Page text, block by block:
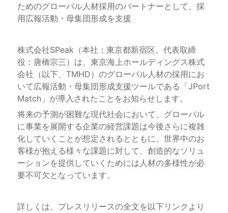
ためのグローバル人材採用のパートナーとして、採
用広報活動・母集団形成を支援
株式会社SPeak（本社：東京都新宿区、代表取締
役：唐橋宗三）は、東京海上ホールディングス株式
会社（以下、TMHD）のグローバル人材の採用にお
いて広報活動・母集団形成支援ツールである「JPort
Match」が導入されたことをお知らせします。
将来の予測が困難な現代社会において、グローバル
に事業を展開する企業の経営課題は今後さらに複雑
化していくことが想定されるとともに、世界中のお
客様が抱える様々な課題に対して、創造的なソリュ
ーションを提供していくためには人材の多様性が必
要不可欠となっています。
詳しくは、プレスリリースの全文を以下リンクより